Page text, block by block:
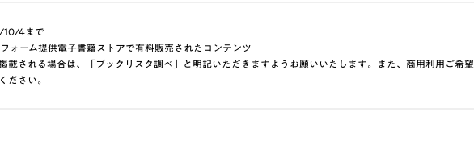
10/4まで
ォーム提供電子書籍ストアで有料販売されたコンテンツ
載される場合は、「ブックリスタ調べ」と明記いただきますようお願いいたします。また、商用利用ご希望
ださい。